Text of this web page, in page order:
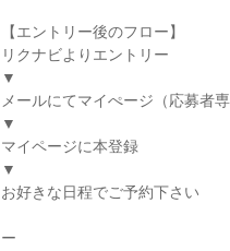
【エントリー後のフロー】
リクナビよりエントリー
▼
メールにてマイぺージ（応募者
▼
マイページに本登録
▼
お好きな日程でご予約下さい
ー